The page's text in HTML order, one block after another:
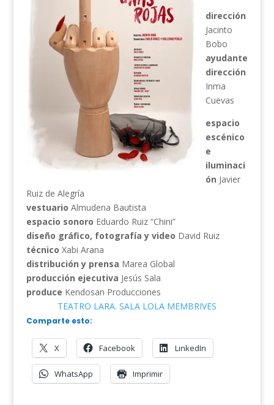
dirección
Jacinto
Bobo
ayudante
dirección
Inma
Cuevas
espacio
escénico
e
iluminaci
ón Javier
Ruiz de Alegría
vestuario Almudena Bautista
espacio sonoro Eduardo Ruiz “Chini”
diseño gráfico, fotografía y video David Ruiz
técnico Xabi Arana
distribución y prensa Marea Global
producción ejecutiva Jesús Sala
produce Kendosan Producciones
TEATRO LARA. SALA LOLA MEMBRIVES
Comparte esto:
X Facebook LinkedIn
WhatsApp Imprimir